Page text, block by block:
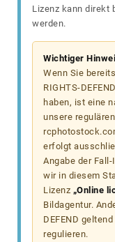
Lizenz kann direkt
werden.
Wichtiger
Wenn Sie
RIGHTS-
haben, ist eine
unsere
erfolgt
Angabe der
wir in diesem
Lizenz „Online
Bildagentur.
DEFEND
regulieren.